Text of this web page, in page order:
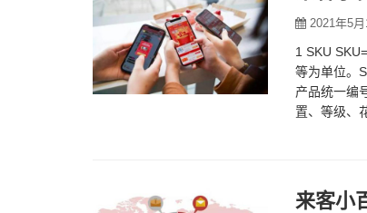
2021年5月
1 SKU
等为单位。
产品统一编
置、等级、
来客小